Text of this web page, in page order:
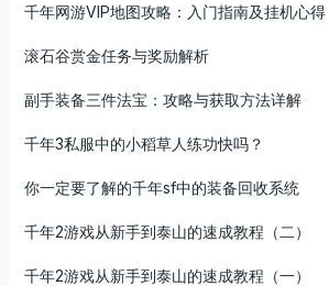
千年网游VIP地图攻略：入门指南及挂机心得
滚石谷赏金任务与奖励解析
副手装备三件法宝：攻略与获取方法详解
千年3私服中的小稻草人练功快吗？
你一定要了解的千年sf中的装备回收系统
千年2游戏从新手到泰山的速成教程（二）
千年2游戏从新手到泰山的速成教程（一）